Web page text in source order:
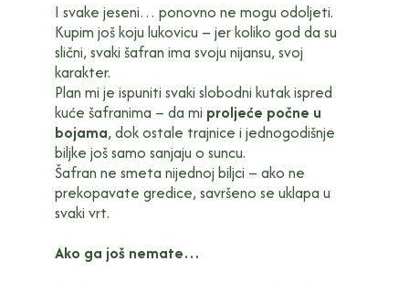
I svake jeseni… ponovno ne mogu odoljeti.
Kupim još koju lukovicu – jer koliko god da su
slični, svaki šafran ima svoju nijansu, svoj
karakter.
Plan mi je ispuniti svaki slobodni kutak ispred
kuće šafranima – da mi proljeće počne u
bojama, dok ostale trajnice i jednogodišnje
biljke još samo sanjaju o suncu.
Šafran ne smeta nijednoj biljci – ako ne
prekopavate gredice, savršeno se uklapa u
svaki vrt.
Ako ga još nemate…